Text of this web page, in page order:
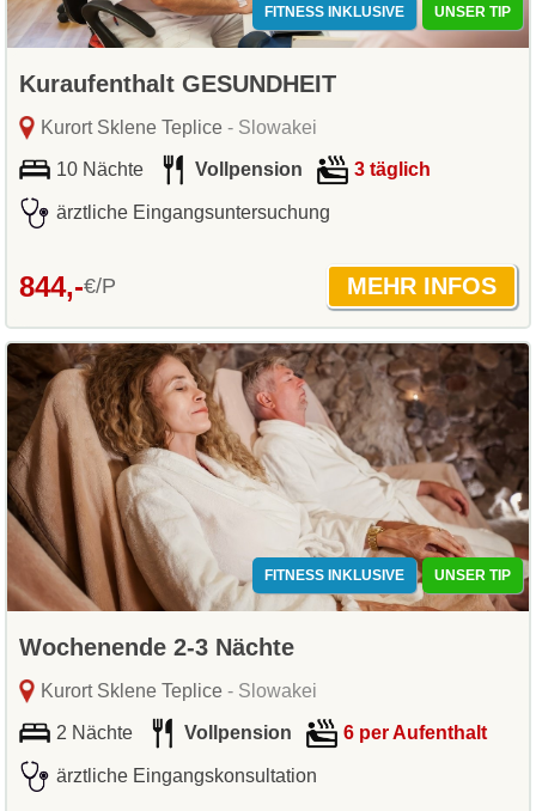
FITNESS INKLUSIVE UNSER TIP
Kuraufenthalt GESUNDHEIT
Kurort Sklene Teplice- Slowakei
10 Nächte Vollpension 3 täglich
ärztliche Eingangsuntersuchung
844,-€/P
FITNESS INKLUSIVE UNSER TIP
Wochenende 2-3 Nächte
Kurort Sklene Teplice- Slowakei
2 Nächte Vollpension 6 per Aufenthalt
ärztliche Eingangskonsultation